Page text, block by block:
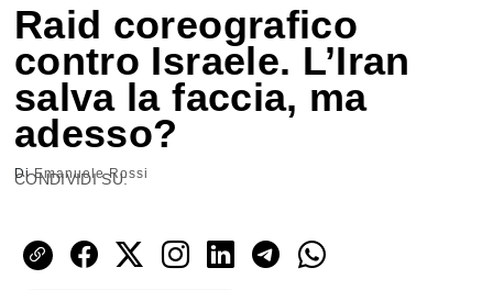
Raid coreografico
contro Israele. L’Iran
salva la faccia, ma
adesso?
DiEmanuele Rossi
CONDIVIDI SU: